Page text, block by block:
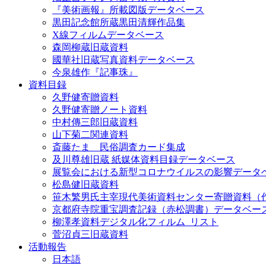
『美術画報』所載図版データベース
黒田記念館所蔵黒田清輝作品集
X線フィルムデータベース
森岡柳蔵旧蔵資料
國華社旧蔵写真資料データベース
今泉雄作『記事珠』
資料目録
久野健寄贈資料
久野健寄贈ノート資料
中村傳三郎旧蔵資料
山下菊二関連資料
斎藤たま 民俗調査カード集成
及川尊雄旧蔵 紙媒体資料目録データベース
展覧会における新型コロナウイルスの影響データ
松島健旧蔵資料
笹木繁男氏主宰現代美術資料センター寄贈資料（
京都府寺院重宝調査記録（赤松調書）データベー
柳澤孝資料デジタル化フィルム_リスト
菅沼貞三旧蔵資料
活動報告
日本語